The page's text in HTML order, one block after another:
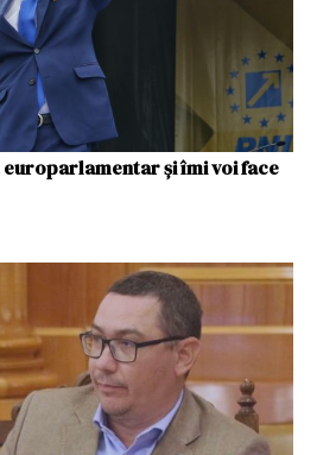
europarlamentar și îmi voi face